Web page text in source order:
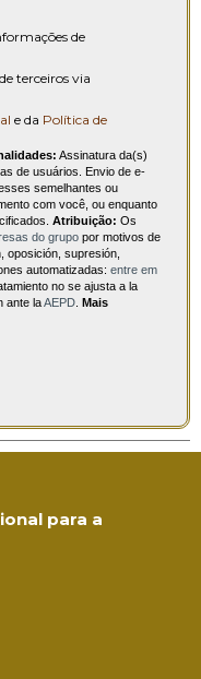
de
terceiros via
e da Política de
Assinatura da(s)
de usuários. Envio de e-
semelhantes ou
com você, ou enquanto
Atribuição: Os
do grupo por motivos de
oposición, supresión,
automatizadas: entre em
no se ajusta a la
ante laAEPD Mais
para a